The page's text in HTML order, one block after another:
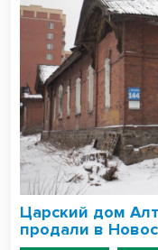
Царский дом
продали в